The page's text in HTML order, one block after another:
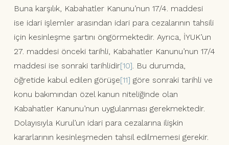
Buna karşılık, Kabahatler Kanunu’nun 17/4. maddesi
ise idari işlemler arasından idari para cezalarının tahsili
için kesinleşme şartını öngörmektedir. Ayrıca, İYUK’un
27. maddesi önceki tarihli, Kabahatler Kanunu’nun 17/4
maddesi ise sonraki tarihlidir[10]. Bu durumda,
öğretide kabul edilen görüşe[11] göre sonraki tarihli ve
konu bakımından özel kanun niteliğinde olan
Kabahatler Kanunu’nun uygulanması gerekmektedir.
Dolayısıyla Kurul’un idari para cezalarına ilişkin
kararlarının kesinleşmeden tahsil edilmemesi gerekir.